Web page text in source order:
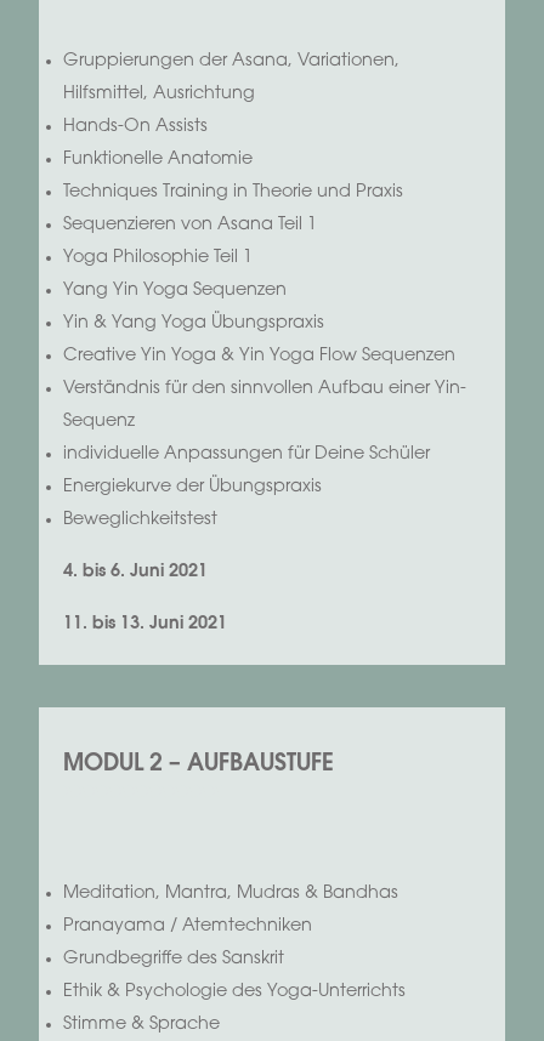
Gruppierungen der Asana, Variationen,
Hilfsmittel, Ausrichtung
Hands-On Assists
Funktionelle Anatomie
Techniques Training in Theorie und Praxis
Sequenzieren von Asana Teil 1
Yoga Philosophie Teil 1
Yang Yin Yoga Sequenzen
Yin & Yang Yoga Übungspraxis
Creative Yin Yoga & Yin Yoga Flow Sequenzen
Verständnis für den sinnvollen Aufbau einer Yin-
Sequenz
individuelle Anpassungen für Deine Schüler
Energiekurve der Übungspraxis
Beweglichkeitstest
4. bis 6. Juni 2021
11. bis 13. Juni 2021
MODUL 2 – AUFBAUSTUFE
Meditation, Mantra, Mudras & Bandhas
Pranayama / Atemtechniken
Grundbegriffe des Sanskrit
Ethik & Psychologie des Yoga-Unterrichts
Stimme & Sprache